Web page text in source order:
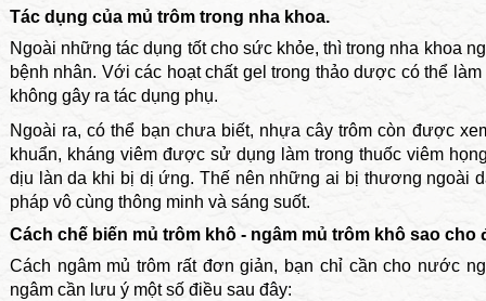
Tác dụng của mủ trôm trong nha khoa.
Ngoài những tác dụng tốt cho sức khỏe, thì trong nha khoa
bệnh nhân. Với các hoạt chất gel trong thảo dược có thể
không gây ra tác dụng phụ.
Ngoài ra, có thể bạn chưa biết, nhựa cây trôm còn được
khuẩn, kháng viêm được sử dụng làm trong thuốc viêm
dịu làn da khi bị dị ứng. Thế nên những ai bị thương ngoài
pháp vô cùng thông minh và sáng suốt.
Cách chế biến mủ trôm khô - ngâm mủ trôm khô sao cho
Cách ngâm mủ trôm rất đơn giản, bạn chỉ cần cho nước
ngâm cần lưu ý một số điều sau đây: